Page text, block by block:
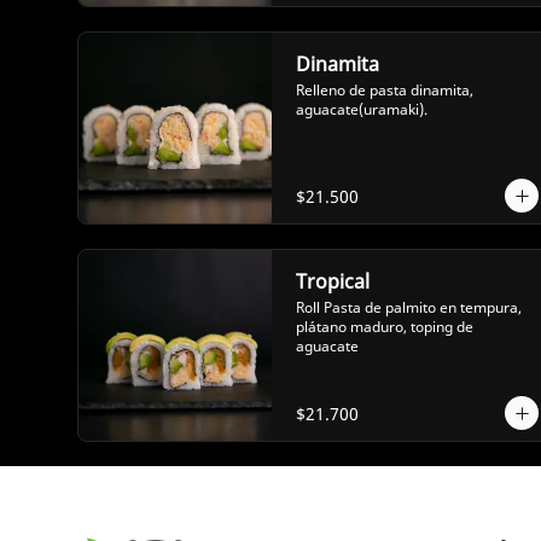
Dinamita
Relleno de pasta dinamita,
aguacate(uramaki).
$21.500
Tropical
Roll Pasta de palmito en tempura,
plátano maduro, toping de
aguacate
$21.700